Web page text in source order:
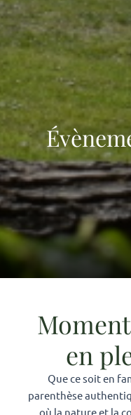
en
Que ce soit en
parenthèse
où la nature et la